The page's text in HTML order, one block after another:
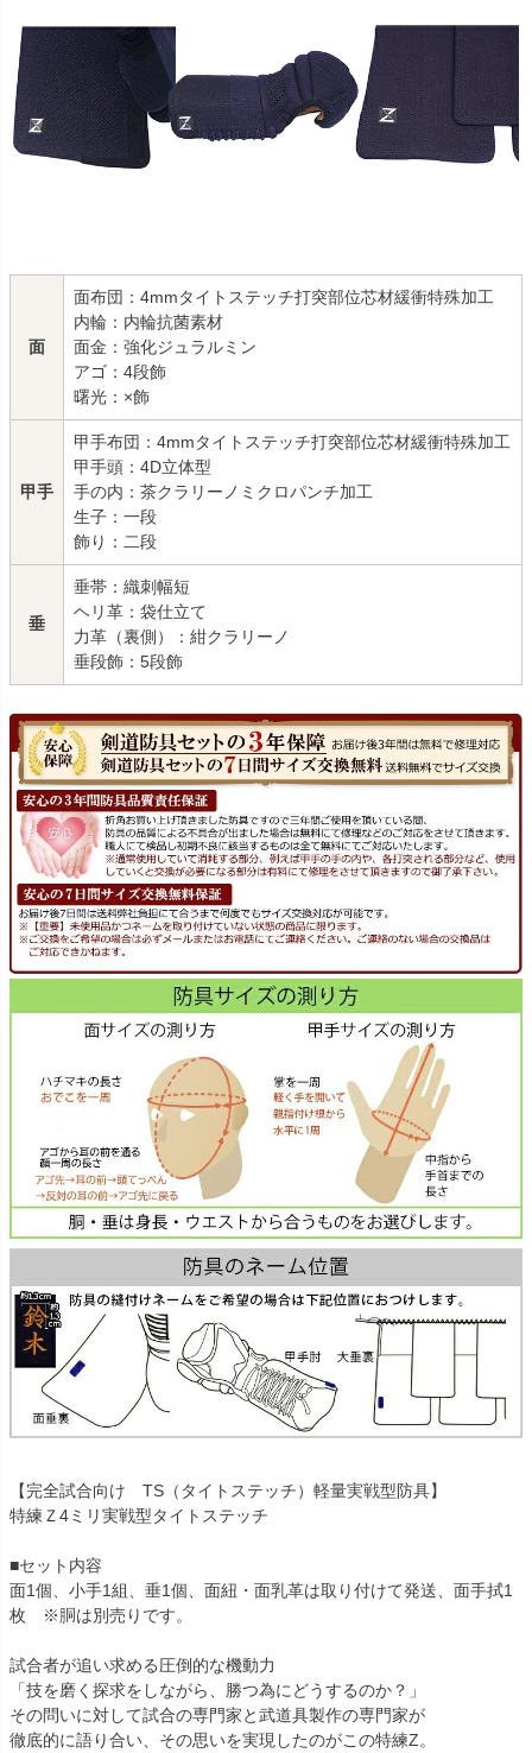
面
面布団：4mmタイトステッチ打突部位芯材緩衝特殊加工
内輪：内輪抗菌素材
面金：強化ジュラルミン
アゴ：4段飾
曙光：×飾
甲手
甲手布団：4mmタイトステッチ打突部位芯材緩衝特殊加工
甲手頭：4D立体型
手の内：茶クラリーノミクロパンチ加工
生子：一段
飾り：二段
垂
垂帯：織刺幅短
ヘリ革：袋仕立て
力革（裏側）：紺クラリーノ
垂段飾：5段飾
【完全試合向け TS（タイトステッチ）軽量実戦型防具】
特練Ｚ4ミリ実戦型タイトステッチ
■セット内容
面1個、小手1組、垂1個、面紐・面乳革は取り付けて発送、面手拭1
枚 ※胴は別売りです。
試合者が追い求める圧倒的な機動力
「技を磨く探求をしながら、勝つ為にどうするのか？」
その問いに対して試合の専門家と武道具製作の専門家が
徹底的に語り合い、その思いを実現したのがこの特練Z。